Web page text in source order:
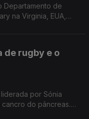
Departamento de
na Virginia, EUA,
de rugby e o
por Sónia
do pâncreas.